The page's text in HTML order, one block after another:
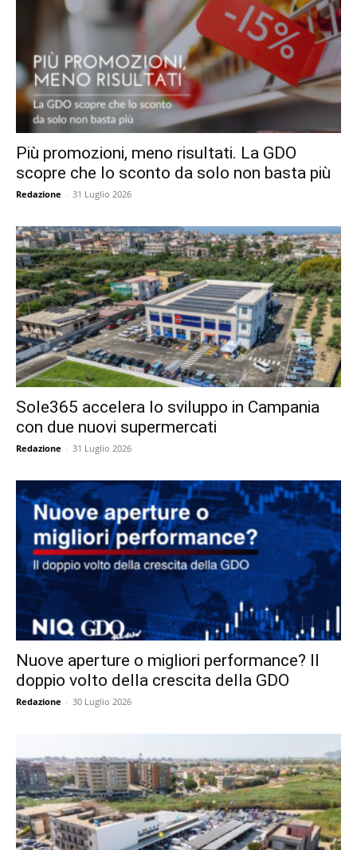
Più promozioni, meno risultati. La GDO
scopre che lo sconto da solo non basta più
Redazione - 31 Luglio 2026
Sole365 accelera lo sviluppo in Campania
con due nuovi supermercati
Redazione - 31 Luglio 2026
Nuove aperture o migliori performance? Il
doppio volto della crescita della GDO
Redazione - 30 Luglio 2026